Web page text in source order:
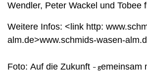
Wendler, Peter Wackel und Tobee
Weitere Infos: <link http:
alm.de>www.schmids-wasen-
Foto: Auf die Zukunft – gemeinsam